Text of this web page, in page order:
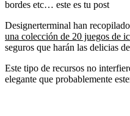
servicios
diseño web
desarrollo en
marketing
bordes etc… este es tu post
Designerterminal han recopilado
una colección de 20 juegos de
seguros que harán las delicias
Este tipo de recursos no
elegante que probablemente